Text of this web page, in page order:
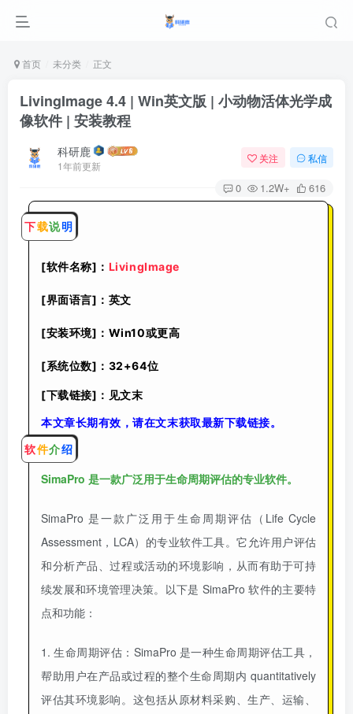
首页 未分类 正文
LivingImage 4.4 | Win英文版 | 小动物活体光学成
像软件 | 安装教程
科研鹿
1年前更新
关注 私信
0 1.2W+ 616
下载说明
[软件名称]： LivingImage
[界面语言]：英文
[安装环境]：Win10或更高
[系统位数]：32+64位
[下载链接]：见文末
本文章长期有效，请在文末获取最新下载链接。
软件介绍
SimaPro 是一款广泛用于生命周期评估的专业软件。
SimaPro 是一款广泛用于生命周期评估（Life Cycle
Assessment，LCA）的专业软件工具。它允许用户评估
和分析产品、过程或活动的环境影响，从而有助于可持
续发展和环境管理决策。以下是 SimaPro 软件的主要特
点和功能：
1. 生命周期评估：SimaPro 是一种生命周期评估工具，
帮助用户在产品或过程的整个生命周期内 quantitatively
评估其环境影响。这包括从原材料采购、生产、运输、